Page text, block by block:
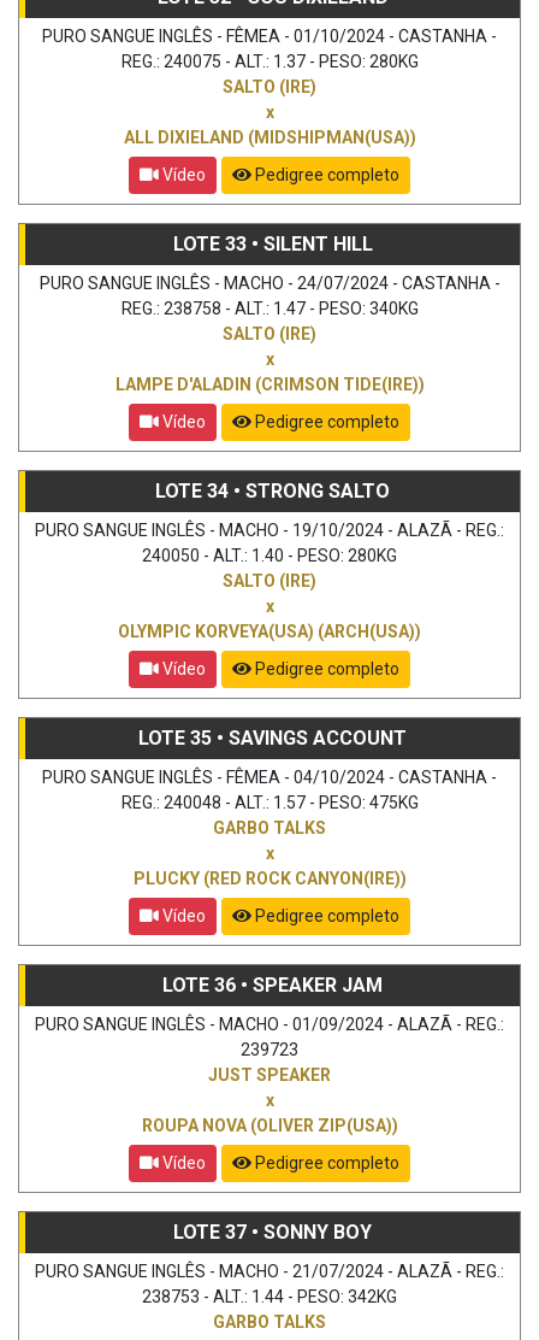
PURO SANGUE INGLÊS - FÊMEA - 01/10/2024 - CASTANHA -
REG.: 240075 - ALT.: 1.37 - PESO: 280KG
SALTO (IRE)
x
ALL DIXIELAND (MIDSHIPMAN(USA))
Vídeo
Pedigree completo
LOTE 33 • SILENT HILL
PURO SANGUE INGLÊS - MACHO - 24/07/2024 - CASTANHA -
REG.: 238758 - ALT.: 1.47 - PESO: 340KG
SALTO (IRE)
x
LAMPE D'ALADIN (CRIMSON TIDE(IRE))
Vídeo
Pedigree completo
LOTE 34 • STRONG SALTO
PURO SANGUE INGLÊS - MACHO - 19/10/2024 - ALAZÃ - REG.:
240050 - ALT.: 1.40 - PESO: 280KG
SALTO (IRE)
x
OLYMPIC KORVEYA(USA) (ARCH(USA))
Vídeo
Pedigree completo
LOTE 35 • SAVINGS ACCOUNT
PURO SANGUE INGLÊS - FÊMEA - 04/10/2024 - CASTANHA -
REG.: 240048 - ALT.: 1.57 - PESO: 475KG
GARBO TALKS
x
PLUCKY (RED ROCK CANYON(IRE))
Vídeo
Pedigree completo
LOTE 36 • SPEAKER JAM
PURO SANGUE INGLÊS - MACHO - 01/09/2024 - ALAZÃ - REG.:
239723
JUST SPEAKER
x
ROUPA NOVA (OLIVER ZIP(USA))
Vídeo
Pedigree completo
LOTE 37 • SONNY BOY
PURO SANGUE INGLÊS - MACHO - 21/07/2024 - ALAZÃ - REG.:
238753 - ALT.: 1.44 - PESO: 342KG
GARBO TALKS